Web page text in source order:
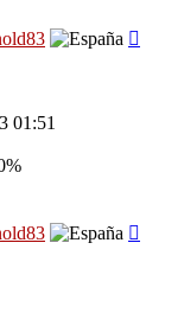
01:51